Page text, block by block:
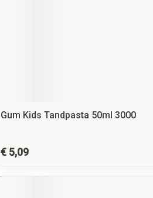
Gum Kids Tandpasta 50ml 3000
€ 5,09